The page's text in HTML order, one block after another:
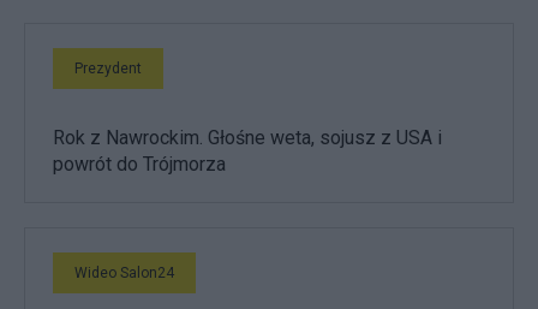
Prezydent
Rok z Nawrockim. Głośne weta, sojusz z USA i
powrót do Trójmorza
Wideo Salon24